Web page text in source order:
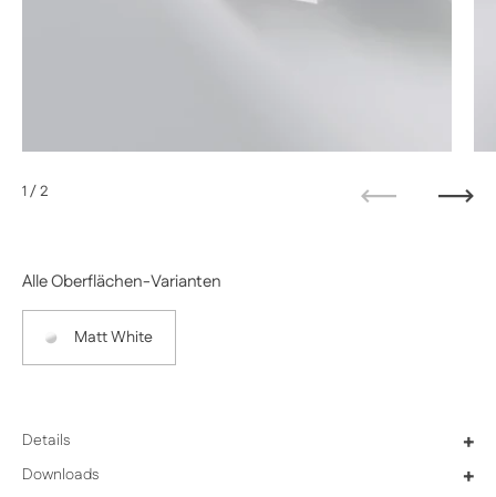
Alle Oberflächen-Varianten
Matt White
Details +
Downloads +
1/ 2